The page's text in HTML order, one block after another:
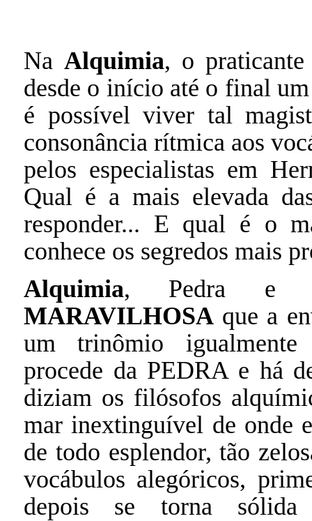
Na Alquimia, o
desde o início até o final
é possível viver tal
consonância rítmica aos
pelos especialistas em
Qual é a mais elevada
responder... E qual é o
conhece os segredos mais
Alquimia, Pedra e
MARAVILHOSA que a
um trinômio igualmente
procede da PEDRA e há
diziam os filósofos
mar inextinguível de onde
de todo esplendor, tão
vocábulos alegóricos,
depois se torna sólida